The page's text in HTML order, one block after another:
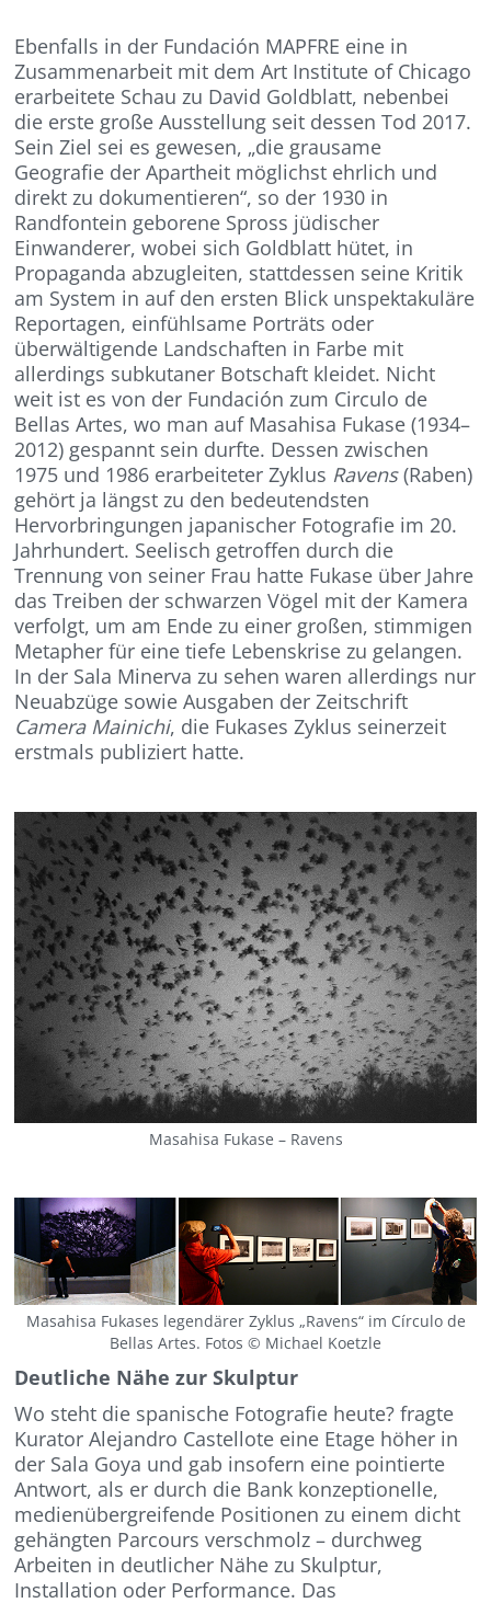
Ebenfalls in der Fundación MAPFRE eine in
Zusammenarbeit mit dem Art Institute of Chicago
erarbeitete Schau zu David Goldblatt, nebenbei
die erste große Ausstellung seit dessen Tod 2017.
Sein Ziel sei es gewesen, „die grausame
Geografie der Apartheit möglichst ehrlich und
direkt zu dokumentieren“, so der 1930 in
Randfontein geborene Spross jüdischer
Einwanderer, wobei sich Goldblatt hütet, in
Propaganda abzugleiten, stattdessen seine Kritik
am System in auf den ersten Blick unspektakuläre
Reportagen, einfühlsame Porträts oder
überwältigende Landschaften in Farbe mit
allerdings subkutaner Botschaft kleidet. Nicht
weit ist es von der Fundación zum Circulo de
Bellas Artes, wo man auf Masahisa Fukase (1934–
2012) gespannt sein durfte. Dessen zwischen
1975 und 1986 erarbeiteter Zyklus Ravens(Raben)
gehört ja längst zu den bedeutendsten
Hervorbringungen japanischer Fotografie im 20.
Jahrhundert. Seelisch getroffen durch die
Trennung von seiner Frau hatte Fukase über Jahre
das Treiben der schwarzen Vögel mit der Kamera
verfolgt, um am Ende zu einer großen, stimmigen
Metapher für eine tiefe Lebenskrise zu gelangen.
In der Sala Minerva zu sehen waren allerdings nur
Neuabzüge sowie Ausgaben der Zeitschrift
Camera Mainichi, die Fukases Zyklus seinerzeit
erstmals publiziert hatte.
Masahisa Fukase – Ravens
Masahisa Fukases legendärer Zyklus „Ravens“ im Círculo de
Bellas Artes. Fotos © Michael Koetzle
Deutliche Nähe zur Skulptur
Wo steht die spanische Fotografie heute? fragte
Kurator Alejandro Castellote eine Etage höher in
der Sala Goya und gab insofern eine pointierte
Antwort, als er durch die Bank konzeptionelle,
medienübergreifende Positionen zu einem dicht
gehängten Parcours verschmolz – durchweg
Arbeiten in deutlicher Nähe zu Skulptur,
Installation oder Performance. Das